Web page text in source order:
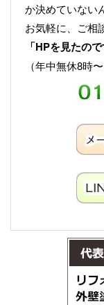
か決めていない
お気軽に、ご相
「HPを見たの
（年中無休8時〜